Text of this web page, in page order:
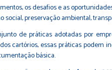
os desafios e as
preservação ambiental,
de práticas adotadas por
cartórios, essas práticas
básica.